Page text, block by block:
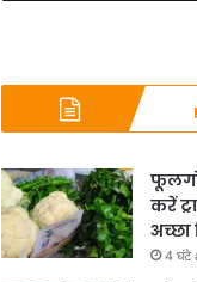
करें
अच्छा
4 घंटे